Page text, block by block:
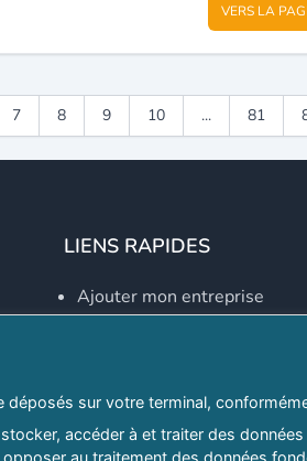
VERS LA
7 8 9 10 ... 81
LIENS RAPIDES
Ajouter mon entreprise
Explorer par secteurs
Explorer par willayas
sur votre terminal,
accéder à et traiter des
au traitement des données